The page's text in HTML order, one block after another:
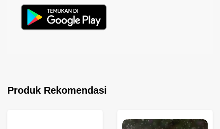
Produk Rekomendasi